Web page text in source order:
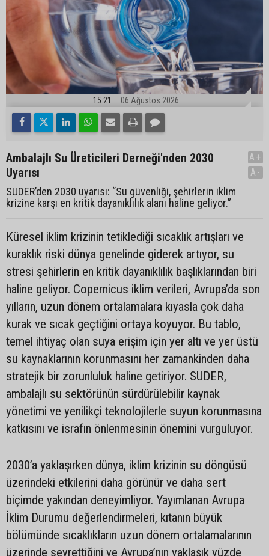
15:21 06 Ağustos 2026
Ambalajlı Su Üreticileri Derneği'nden 2030
Uyarısı
SUDER’den 2030 uyarısı: “Su güvenliği, şehirlerin iklim
krizine karşı en kritik dayanıklılık alanı haline geliyor.”
A+
A-
Küresel iklim krizinin tetiklediği sıcaklık artışları ve
kuraklık riski dünya genelinde giderek artıyor, su
stresi şehirlerin en kritik dayanıklılık başlıklarından biri
haline geliyor. Copernicus iklim verileri, Avrupa’da son
yılların, uzun dönem ortalamalara kıyasla çok daha
kurak ve sıcak geçtiğini ortaya koyuyor. Bu tablo,
temel ihtiyaç olan suya erişim için yer altı ve yer üstü
su kaynaklarının korunmasını her zamankinden daha
stratejik bir zorunluluk haline getiriyor. SUDER,
ambalajlı su sektörünün sürdürülebilir kaynak
yönetimi ve yenilikçi teknolojilerle suyun korunmasına
katkısını ve israfın önlenmesinin önemini vurguluyor.
2030’a yaklaşırken dünya, iklim krizinin su döngüsü
üzerindeki etkilerini daha görünür ve daha sert
biçimde yakından deneyimliyor. Yayımlanan Avrupa
İklim Durumu değerlendirmeleri, kıtanın büyük
bölümünde sıcaklıkların uzun dönem ortalamalarının
üzerinde seyrettiğini ve Avrupa’nın yaklaşık yüzde